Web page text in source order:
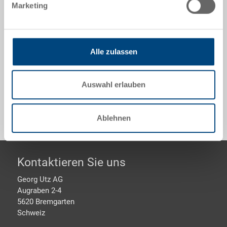
Marketing
Alle zulassen
Auswahl erlauben
Ablehnen
Boden geschlossen, 4 Muschelgriffe, EAN-Etikette
Sonderanfertigungen - Unser Spezialgebiet
Footer
Kontaktieren Sie uns
Georg Utz AG
Augraben 2-4
5620 Bremgarten
Schweiz